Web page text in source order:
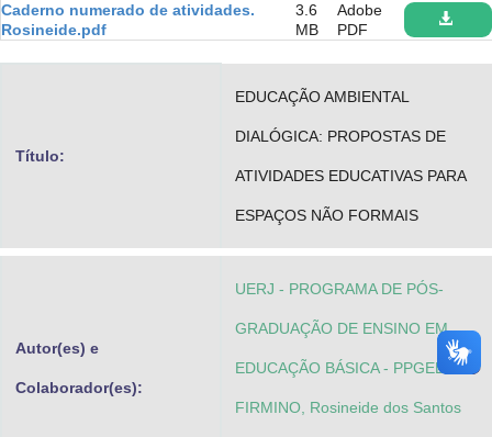
Banco Central do Brasil
Caderno numerado de atividades.
Rosineide.pdf
3.6
MB
Adobe
PDF
Título:
EDUCAÇÃO AMBIENTAL
DIALÓGICA: PROPOSTAS DE
ATIVIDADES EDUCATIVAS PARA
ESPAÇOS NÃO FORMAIS
Autor(es) e
Colaborador(es):
UERJ - PROGRAMA DE PÓS-
GRADUAÇÃO DE ENSINO EM
EDUCAÇÃO BÁSICA - PPGEB
FIRMINO, Rosineide dos Santos